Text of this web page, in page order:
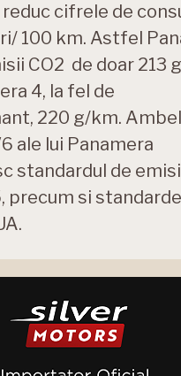
cifrele de
100 km. Astfel
CO2 de doar 213
4, la fel de
220 g/km.
ale lui Panamera
standardul de
precum si